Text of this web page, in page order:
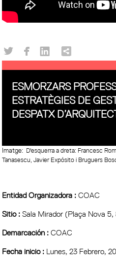
ESMORZARS
ESTRATÈGIES DE
DESPATX
Imatge: D'esquerra a dreta: Francesc
Tanasescu, Javier Expósito i Bruguers
Entidad Organizadora :COAC
Sitio :Sala Mirador (Plaça Nova 5,
Demarcación :COAC
Fecha inicio : Lunes, 23 Febrero,